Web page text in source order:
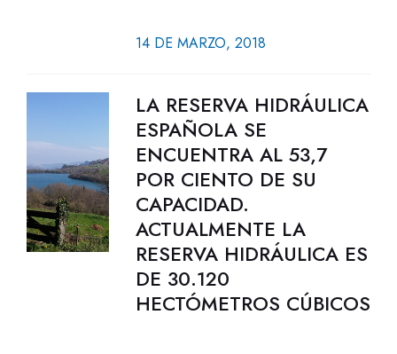
14 DE MARZO, 2018
LA RESERVA HIDRÁULICA
ESPAÑOLA SE
ENCUENTRA AL 53,7
POR CIENTO DE SU
CAPACIDAD.
ACTUALMENTE LA
RESERVA HIDRÁULICA ES
DE 30.120
HECTÓMETROS CÚBICOS